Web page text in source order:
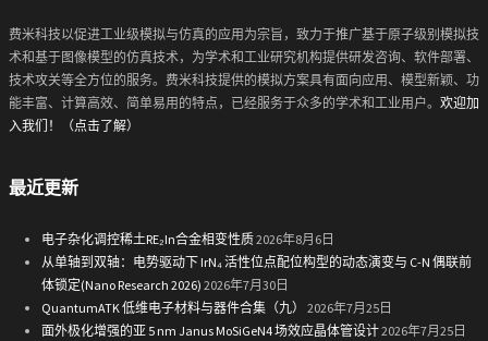
费米科技以促进工业级模拟与仿真的应用为宗旨，致力于推广基于原子级别模拟技
术和基于图像模型的仿真技术，为学术和工业研究机构提供研发咨询、软件部署、
技术攻关等全方位的服务。费米科技提供的模拟方案具有面向应用、模型新颖、功
能丰富、计算高效、简单易用的特点，已经服务于众多的学术和工业用户。 欢迎加
入我们！（点击了解）
最近更新
电子杂化调控稀土RE₂In合金相变性质2026年8月6日
从单轴到双轴：电势驱动下 IrN₄ 活性位点配位构型的动态演变与 C-N 偶联前
体锁定(Nano Research 2026) 2026年7月30日
QuantumATK 低维电子材料与器件合集（九）
2026年7月25日
面外极化增强的亚 5 nm Janus MoSiGeN4 场效应晶体管设计2026年7月25日